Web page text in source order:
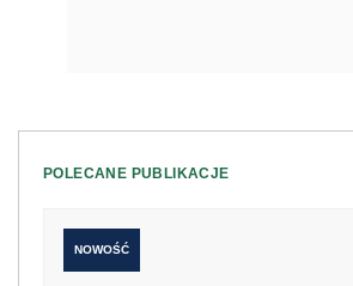
POLECANE PUBLIKACJE
NOWOŚĆ